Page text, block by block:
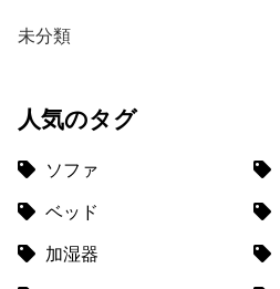
未分類
人気のタグ
ソファ
ベッド
加湿器